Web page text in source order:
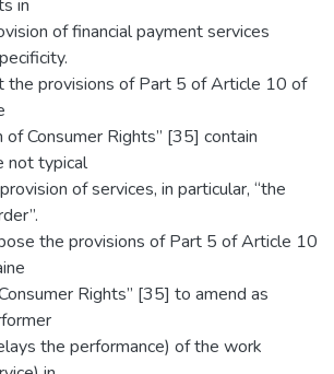
in
of financial payment services
the provisions of Part 5 of Article 10 of
Consumer Rights” [35] contain
not typical
of services, in particular, “the
the provisions of Part 5 of Article 10
Rights” [35] to amend as
the performance) of the work